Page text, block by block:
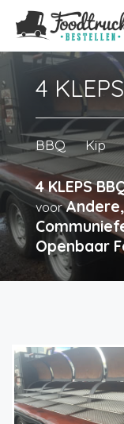
4
BBQ Kip
4 KLEPS
voor
Openbaar